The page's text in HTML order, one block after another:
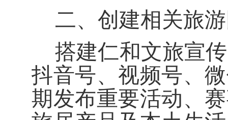
二、创建相关旅
搭建仁和文旅宣
抖音号、视频号、
期发布重要活动、